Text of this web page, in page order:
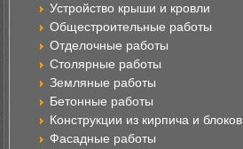
Устройство крыши и кровли
Общестроительные работы
Отделочные работы
Столярные работы
Земляные работы
Бетонные работы
Конструкции из кирпича и блоков
Фасадные работы